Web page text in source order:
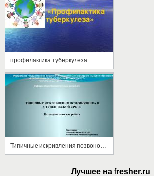
профилактика туберкулеза
Лучшее на fresher.ru